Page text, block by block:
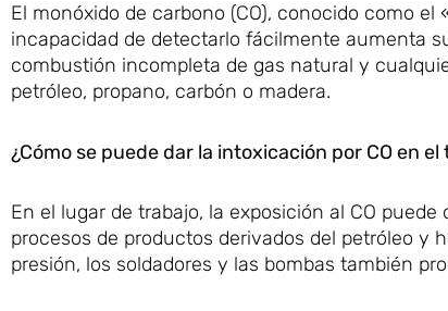
El monóxido de carbono (CO), conocido como
incapacidad de detectarlo fácilmente aumenta
combustión incompleta de gas natural y
petróleo, propano, carbón o madera.
¿Cómo se puede dar la intoxicación por CO en el
En el lugar de trabajo, la exposición al CO
procesos de productos derivados del petróleo y
presión, los soldadores y las bombas también